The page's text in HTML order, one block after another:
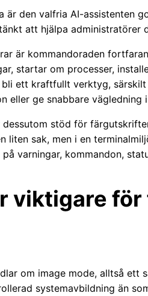
är den valfria AI-assistenten
att hjälpa administratörer
är kommandoraden
startar om processer,
ett kraftfullt verktyg,
eller ge snabbare vägledning
dessutom stöd för
liten sak, men i en
varningar, kommandon,
viktigare
om image mode, alltså ett
systemavbildning än